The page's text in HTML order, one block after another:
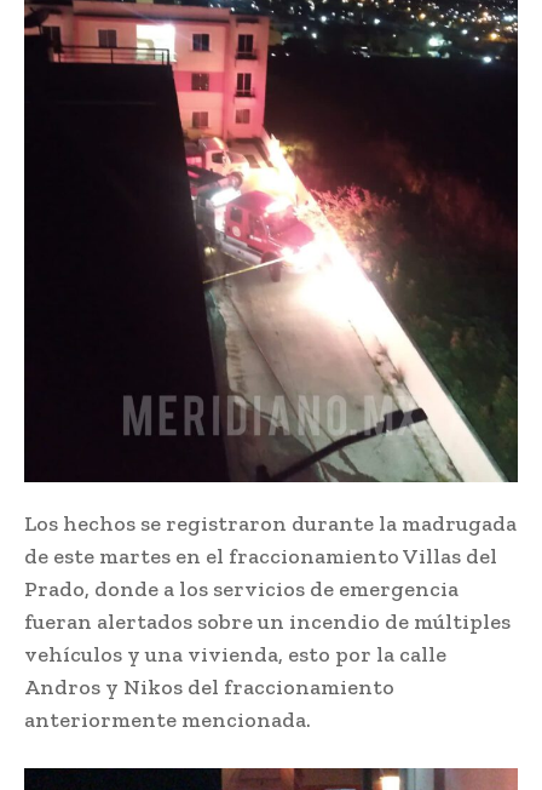
Los hechos se registraron durante la madrugada
de este martes en el fraccionamiento Villas del
Prado, donde a los servicios de emergencia
fueran alertados sobre un incendio de múltiples
vehículos y una vivienda, esto por la calle
Andros y Nikos del fraccionamiento
anteriormente mencionada.